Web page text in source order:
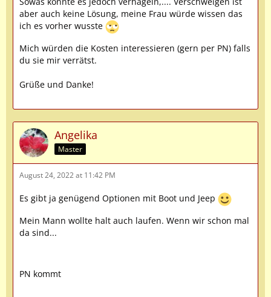
aber auch keine Lösung, meine Frau würde wissen das
ich es vorher wusste
Mich würden die Kosten interessieren (gern per PN) falls
du sie mir verrätst.
Grüße und Danke!
Angelika
Master
August 24, 2022 at 11:42 PM
Es gibt ja genügend Optionen mit Boot und Jeep
Mein Mann wollte halt auch laufen. Wenn wir schon mal
da sind...
PN kommt